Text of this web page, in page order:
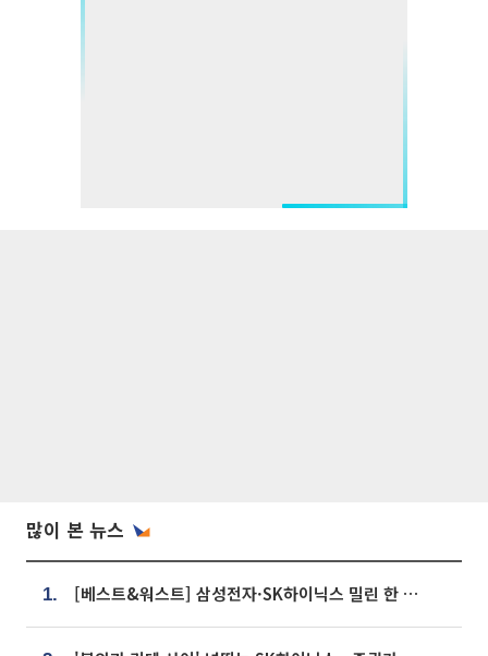
많이 본 뉴스
1. [베스트&워스트] 삼성전자·SK하이닉스 밀린 한 주…상상인증권은 85% 급등